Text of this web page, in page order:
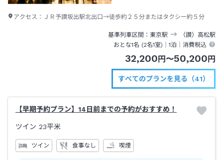
アクセス： ＪＲ予讃坂出駅北出口→徒歩約２５分またはタクシー約５分
基準列車区間 東京駅 （讃）高松駅
おとな1名 (2名1室)｜1泊 ｜消費税込
32,200 円 〜50,200 円
すべてのプランを見る（41）
【早期予約プラン】14日前までの予約がおすすめ！
ツイン 23平米
ツイン 食事なし 喫煙